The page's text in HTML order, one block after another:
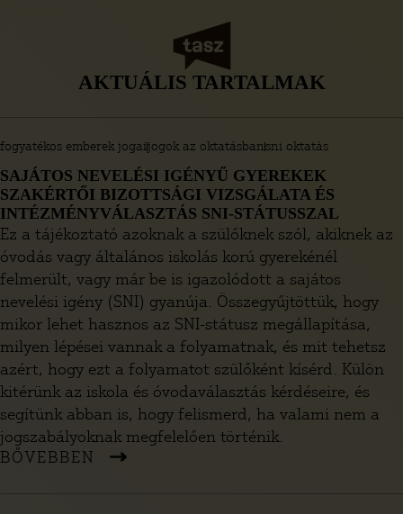
dokumentumok – meghatározott kivételektől
eltekintve – mindenki számára megismerhetőek.
Ebben a tájékoztatóban az adatigényléshez nyújtunk
és kérelmeket, számos nyilvános, kereshető adatbázis
áll rendelkezésre. Ezeket a nyilvántartásokat az adott
uniós intézmény honlapján tudod elérni.
AKTUÁLIS TARTALMAK
fogyatékos emberek jogaijogok az oktatásbansni oktatás
SAJÁTOS NEVELÉSI IGÉNYŰ GYEREKEK
SZAKÉRTŐI BIZOTTSÁGI VIZSGÁLATA ÉS
INTÉZMÉNYVÁLASZTÁS SNI-STÁTUSSZAL
Ez a tájékoztató azoknak a szülőknek szól, akiknek az
óvodás vagy általános iskolás korú gyerekénél
felmerült, vagy már be is igazolódott a sajátos
nevelési igény (SNI) gyanúja. Összegyűjtöttük, hogy
mikor lehet hasznos az SNI-státusz megállapítása,
milyen lépései vannak a folyamatnak, és mit tehetsz
azért, hogy ezt a folyamatot szülőként kísérd. Külön
kitérünk az iskola és óvodaválasztás kérdéseire, és
segítünk abban is, hogy felismerd, ha valami nem a
jogszabályoknak megfelelően történik.
BŐVEBBEN